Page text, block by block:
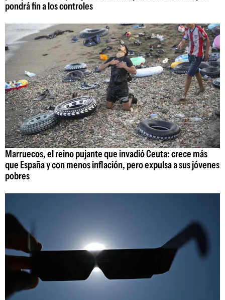
pondrá fin a los controles
Marruecos, el reino pujante que invadió Ceuta: crece más
que España y con menos inflación, pero expulsa a sus jóvenes
pobres